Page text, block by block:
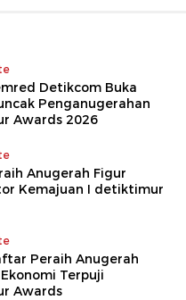
Detikcom Buka
Penganugerahan
Awards 2026
Anugerah Figur
Kemajuan I detiktimur
Peraih Anugerah
Terpuji
Awards